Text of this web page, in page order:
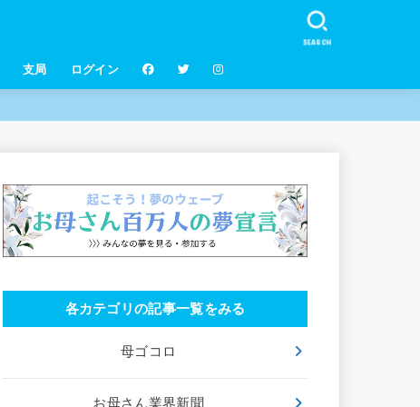
支局 ログイン
SEARCH
各カテゴリの記事一覧をみる
母ゴコロ
お母さん業界新聞